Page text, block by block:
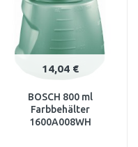
14,04 €
BOSCH 800 ml
Farbbehälter
1600A008WH